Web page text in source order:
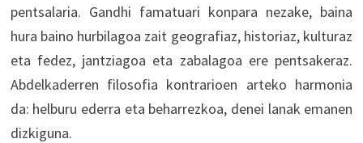
pentsalaria. Gandhi famatuari konpara nezake, baina
hura baino hurbilagoa zait geografiaz, historiaz, kulturaz
eta fedez, jantziagoa eta zabalagoa ere pentsakeraz.
Abdelkaderren filosofia kontrarioen arteko harmonia
da: helburu ederra eta beharrezkoa, denei lanak emanen
dizkiguna.